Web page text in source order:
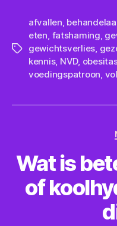
Tags
afvallen
eten fatshaming
gewichtsverlies
kennis, NVD,
voedingspatroon
Wat is
of